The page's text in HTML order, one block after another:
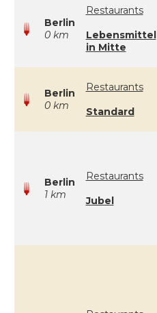
Berlin
0 km
Restaurants
Lebensmittel
in Mitte
Berlin
0 km
Restaurants
Standard
Berlin
1 km
Restaurants
Jubel